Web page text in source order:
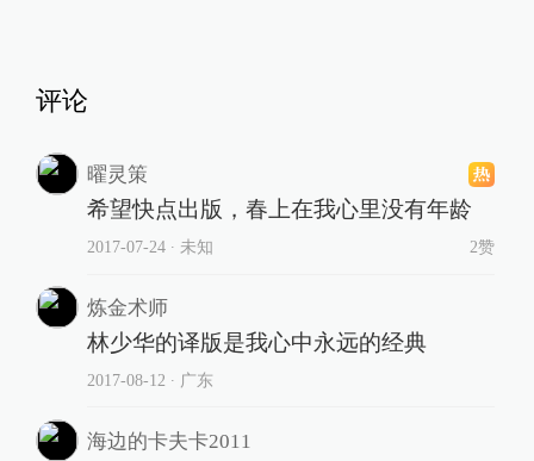
评论
曜灵策
希望快点出版，春上在我心里没有年龄
2017-07-24∙ 未知 2赞
炼金术师
林少华的译版是我心中永远的经典
2017-08-12 ∙ 广东
海边的卡夫卡2011